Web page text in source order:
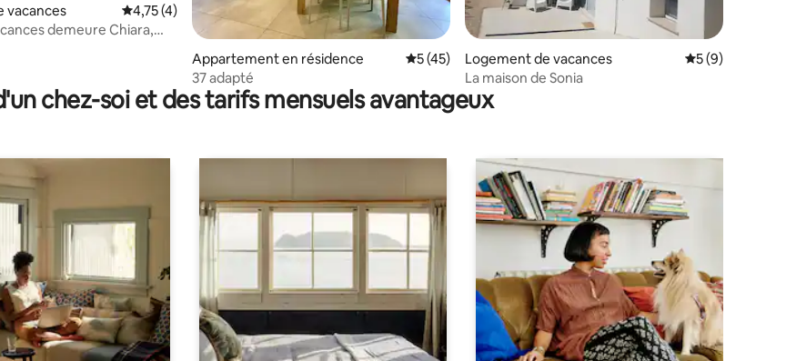
la base de 5 commentaires : 4,8 sur 5
vacances Évaluation moyenne sur la base de 4 commentaires : 4,75 sur 5
4,75 (4)
demeure Chiara,
Appartement en résidence Évaluation moyenne sur la base de 45 commentaires : 5 sur 5
5 (45)
37 adapté
Logement de vacances Évaluation
5 (9)
La maison de Sonia
chez-soi et des tarifs mensuels avantageux